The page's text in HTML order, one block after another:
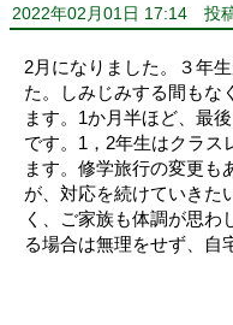
2022年02月01日 17:14 投
2月になりました。３年
た。しみじみする間もな
ます。1か月半ほど、最
です。1，2年生はクラス
ます。修学旅行の変更も
が、対応を続けていきた
く、ご家族も体調が思わ
る場合は無理をせず、自